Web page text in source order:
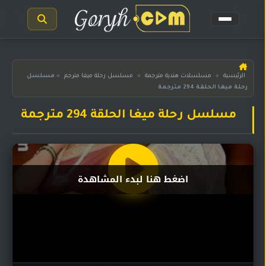
الرئيسية
مسلسلات
المترجمة
مسلسلات
مسلسلات
الرئيسية » مسلسلات هندية مترجمة » مسلسل رحلة ميغا مترجم » مسلسل
رحلة ميغا الحلقة 294 مترجمة
مسلسل رحلة ميغا الحلقة 294 مترجمة
اضغط هنا لبدء المشاهدة